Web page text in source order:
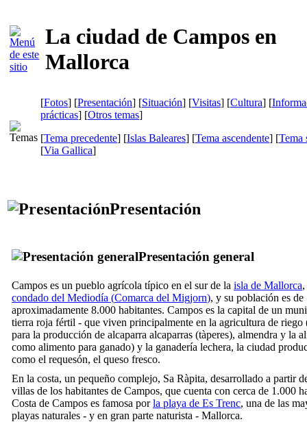
La ciudad de Campos en
Mallorca
[Fotos] [Presentación] [Situación] [Visitas] [Cultura] [
prácticas] [Otros temas]
[Tema precedente] [Islas Baleares] [Tema ascendente] [Tema
[Via Gallica]
Presentación
Presentación general
Campos es un pueblo agrícola típico en el sur de la isla de Mallorca
condado del Mediodía (Comarca del Migjorn), y su población es de
aproximadamente 8.000 habitantes. Campos es la capital de un
tierra roja fértil - que viven principalmente en la agricultura de riego
para la producción de alcaparra alcaparras (tàperes), almendra y la
como alimento para ganado) y la ganadería lechera, la ciudad
como el requesón, el queso fresco.
En la costa, un pequeño complejo, Sa Ràpita, desarrollado a partir
villas de los habitantes de Campos, que cuenta con cerca de 1.000
Costa de Campos es famosa porla playa de Es Trenc, una de las
playas naturales - y en gran parte naturista - Mallorca.